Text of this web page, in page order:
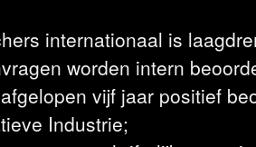
internationaal is
worden intern
vijf jaar positief
Industrie;